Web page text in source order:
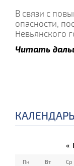
В связи с
опасности,
Невьянского
Читать
«
Пн Вт Ср